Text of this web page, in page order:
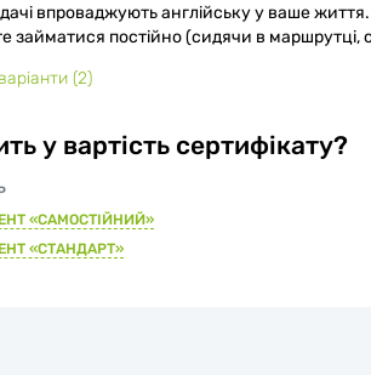
впроваджують англійську у ваше
займатися постійно (сидячи в маршрутці,
(2)
у вартість сертифікату?
«САМОСТІЙНИЙ»
«СТАНДАРТ»